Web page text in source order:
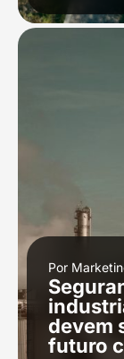
Por
devem
futuro